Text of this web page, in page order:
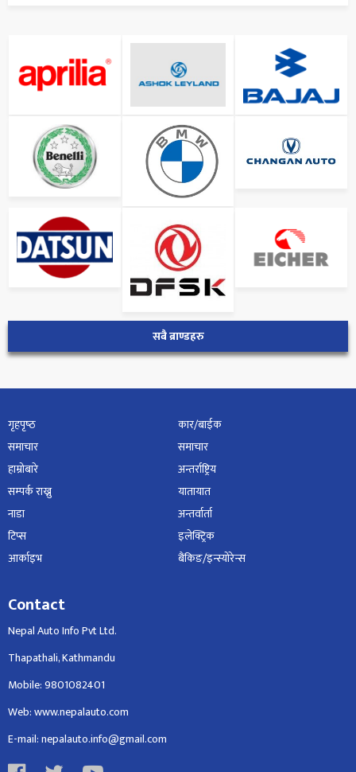
सबै ब्राण्डहरु
गृहपृष्‍ठ
समाचार
हाम्रोबारे
सम्पर्क राख्नु
नाडा
टिप्स
आर्काइभ
कार/बाईक
समाचार
अन्तर्राष्ट्रिय
यातायात
अन्तर्वार्ता
इलेक्ट्रिक
बैंकिङ/इन्स्योरेन्स
Contact
Nepal Auto Info Pvt Ltd.
Thapathali, Kathmandu
Mobile: 9801082401
Web: www.nepalauto.com
E-mail: nepalauto.info@gmail.com